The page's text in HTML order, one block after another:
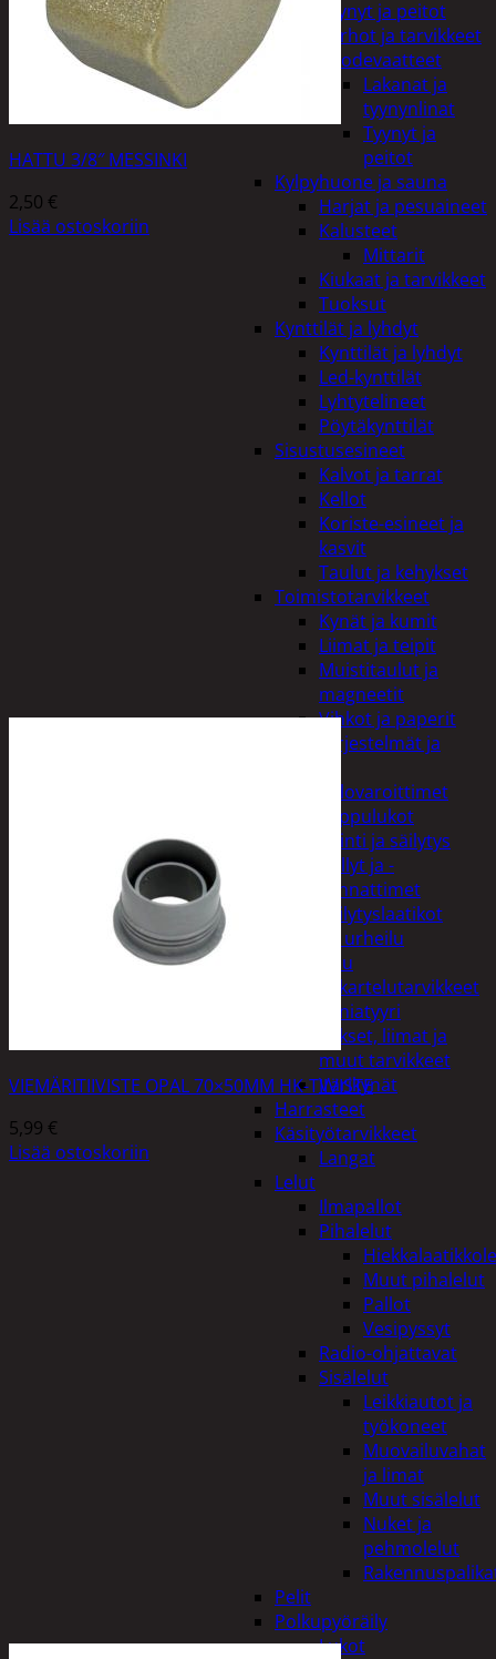
Tyynyt ja peitot
Verhot ja tarvikkeet
Vuodevaatteet
Lakanat ja
tyynynlinat
Tyynyt ja
peitot
Kylpyhuone ja sauna
Harjat ja pesuaineet
Kalusteet
Mittarit
Kiukaat ja tarvikkeet
Tuoksut
Kynttilät ja lyhdyt
Kynttilät ja lyhdyt
Led-kynttilät
Lyhtytelineet
Pöytäkynttilät
Sisustusesineet
Kalvot ja tarrat
Kellot
Koriste-esineet ja
kasvit
Taulut ja kehykset
Toimistotarvikkeet
Kynät ja kumit
Liimat ja teipit
Muistitaulut ja
magneetit
Vihkot ja paperit
Turvajärjestelmät ja
Palovaroittimet
Riippulukot
Varastointi ja säilytys
Hyllyt ja -
kannattimet
Säilytyslaatikot
Vapaa-aika ja urheilu
Askartelu
Askartelutarvikkeet
Miniatyyri
Sakset, liimat ja
muut tarvikkeet
Värikynät
Harrasteet
Käsityötarvikkeet
Langat
Lelut
Ilmapallot
Pihalelut
Muut pihalelut
Pallot
Vesipyssyt
Radio-ohjattavat
Sisälelut
Leikkiautot ja
työkoneet
Muovailuvahat
ja limat
Muut sisälelut
Nuket ja
pehmolelut
Pelit
Polkupyöräily
Lukot
HATTU 3/8″ MESSINKI
2,50 €
Lisää ostoskoriin
VIEMÄRITIIVISTE OPAL 70×50MM HK-TIIVISTE
5,99 €
Lisää ostoskoriin